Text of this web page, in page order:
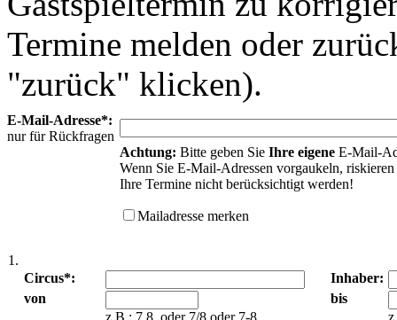
Termine melden oder
"zurück" klicken).
E-Mail-Adresse*:
nur für Rückfragen
Achtung: Bitte geben Sie Ihre eigene E-Mail-
Wenn Sie E-Mail-Adressen vorgaukeln, riskieren
Ihre Termine nicht berücksichtigt werden!
Mailadresse merken
1.
Circus*:
Inhaber:
von
z.B.: 7.8. oder 7/8 oder 7-8
bis